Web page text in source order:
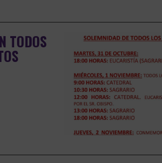
TODOS